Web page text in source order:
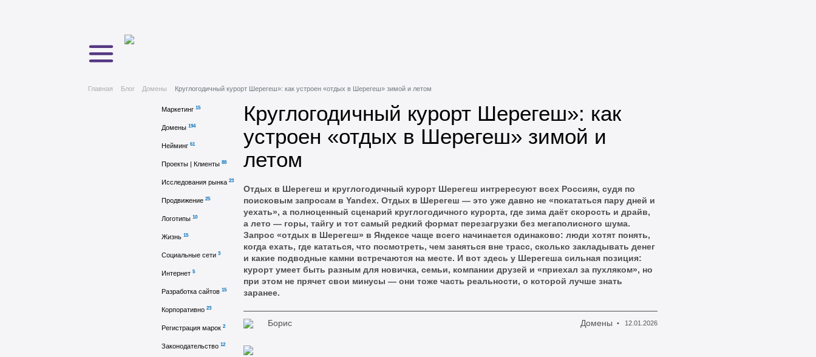
Главная Блог Домены Круглогодичный курорт Шерегеш»: как устроен «отдых в Шерегеш» зимой и летом
Маркетинг 15
Домены 194
Нейминг 61
Проекты | Клиенты 88
Исследования рынка 23
Продвижение 25
Логотипы 10
Жизнь 15
Социальные сети 3
Интернет 5
Разработка сайтов 15
Корпоративно 23
Регистрация марок 2
Законодательство 12
Круглогодичный курорт Шерегеш»: как
устроен «отдых в Шерегеш» зимой и
летом
Отдых в Шерегеш и круглогодичный курорт Шерегеш интрересуют всех Россиян, судя по
поисковым запросам в Yandex. Отдых в Шерегеш — это уже давно не «покататься пару дней и
уехать», а полноценный сценарий круглогодичного курорта, где зима даёт скорость и драйв,
а лето — горы, тайгу и тот самый редкий формат перезагрузки без мегаполисного шума.
Запрос «отдых в Шерегеш» в Яндексе чаще всего начинается одинаково: люди хотят понять,
когда ехать, где кататься, что посмотреть, чем заняться вне трасс, сколько закладывать денег
и какие подводные камни встречаются на месте. И вот здесь у Шерегеша сильная позиция:
курорт умеет быть разным для новичка, семьи, компании друзей и «приехал за пухляком», но
при этом не прячет свои минусы — они тоже часть реальности, о которой лучше знать
заранее.
Борис Домены 12.01.2026